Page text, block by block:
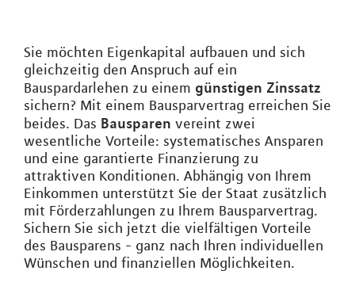
Sie möchten Eigenkapital aufbauen und sich
gleichzeitig den Anspruch auf ein
Bauspardarlehen zu einem günstigen Zinssatz
sichern? Mit einem Bausparvertrag erreichen Sie
beides. Das Bausparen vereint zwei
wesentliche Vorteile: systematisches Ansparen
und eine garantierte Finanzierung zu
attraktiven Konditionen. Abhängig von Ihrem
Einkommen unterstützt Sie der Staat zusätzlich
mit Förderzahlungen zu Ihrem Bausparvertrag.
Sichern Sie sich jetzt die vielfältigen Vorteile
des Bausparens - ganz nach Ihren individuellen
Wünschen und finanziellen Möglichkeiten.